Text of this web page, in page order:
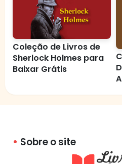
Coleção de Livros de
Sherlock Holmes para
Baixar Grátis
Sobre o site